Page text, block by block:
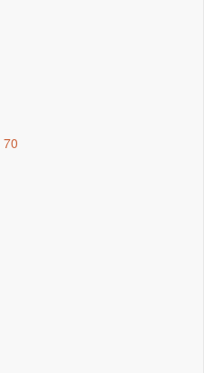
70